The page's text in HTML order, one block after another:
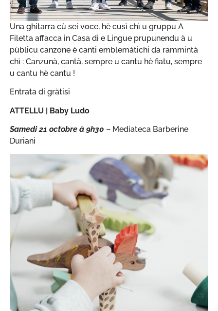
Una ghitarra cù sei voce, hè cusì chì u gruppu A
Filetta affacca in Casa di e Lingue prupunendu à u
pùblicu canzone è canti emblemàtichi da rammintà
chì : Canzunà, cantà, sempre u cantu hè fiatu, sempre
u cantu hè cantu !
Entrata di gràtisi
ATTELLU | Baby Ludo
Samedi 21 octobre à 9h30 – Mediateca Barberine
Duriani